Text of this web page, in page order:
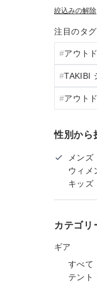
絞込みの解除
注目のタグ
アウト
TAKIBI
アウト
性別から
メンズ
ウィメ
キッズ
カテゴリ
ギア
すべて
テント